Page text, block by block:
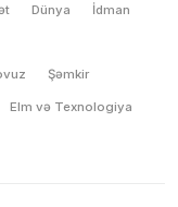
Dünya İdman
Şəmkir
Elm və Texnologiya